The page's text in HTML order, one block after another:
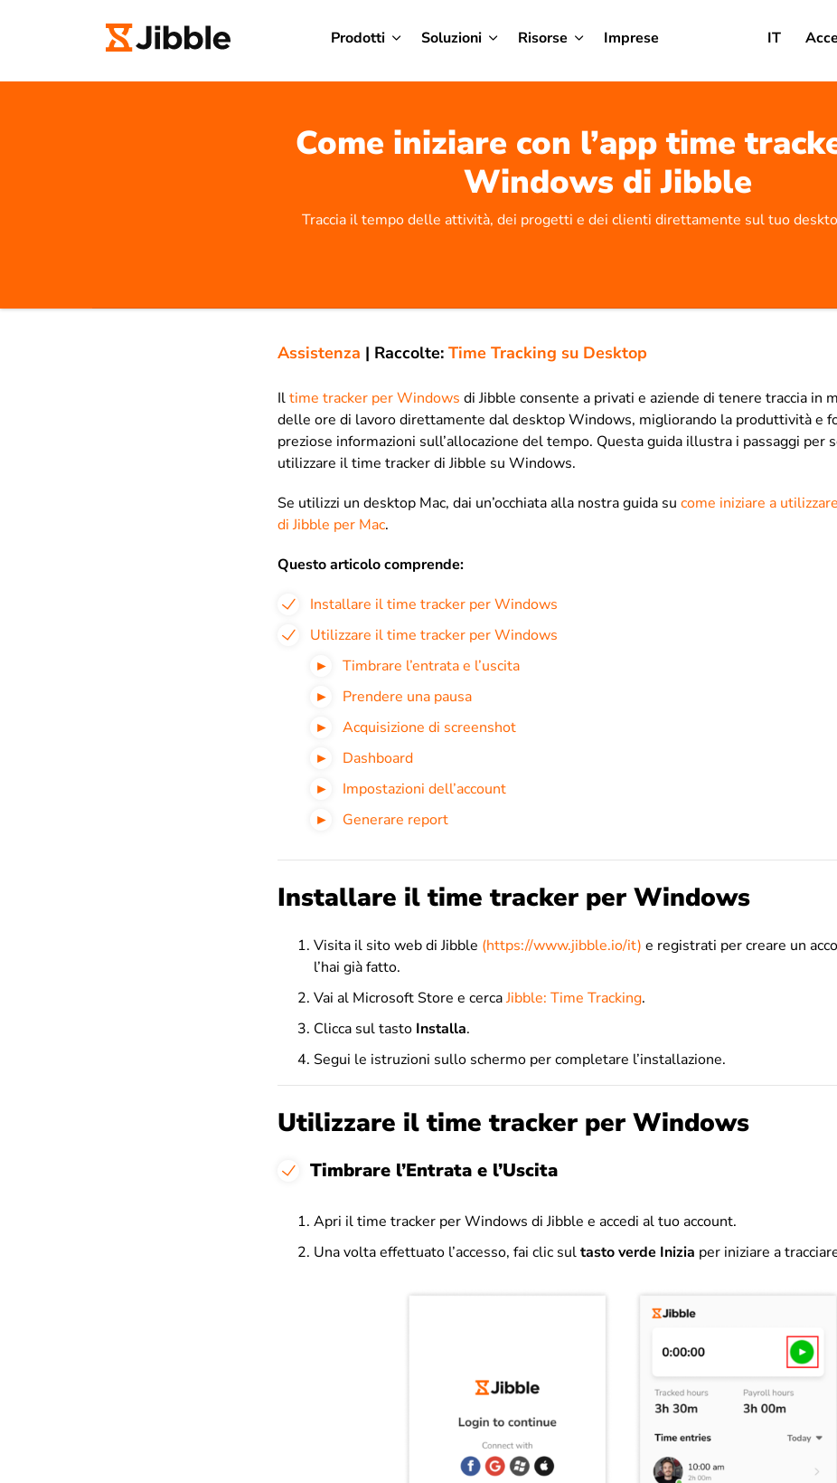
Prodotti Soluzioni Risorse Imprese IT
Come iniziare con l’app time
Windows di Jibble
Traccia il tempo delle attività, dei progetti e dei clienti direttamente sul tuo
Assistenza | Raccolte: Time Tracking su Desktop
Iltime tracker per Windows di Jibble consente a privati e aziende di tenere traccia in
delle ore di lavoro direttamente dal desktop Windows, migliorando la produttività e
preziose informazioni sull’allocazione del tempo. Questa guida illustra i passaggi per
utilizzare il time tracker di Jibble su Windows.
Se utilizzi un desktop Mac, dai un’occhiata alla nostra guida su come iniziare a
di Jibble per Mac.
Questo articolo comprende:
Installare il time tracker per Windows
Utilizzare il time tracker per Windows
Timbrare l’entrata e l’uscita
Prendere una pausa
Acquisizione di screenshot
Dashboard
Impostazioni dell’account
Generare report
Installare il time tracker per Windows
Visita il sito web di Jibble (https://www.jibble.io/it) e registrati per creare un
l’hai già fatto.
Vai al Microsoft Store e cercaJibble: Time Tracking.
Clicca sul tasto Installa.
Segui le istruzioni sullo schermo per completare l’installazione.
Utilizzare il time tracker per Windows
Timbrare l’Entrata e l’Uscita
Apri il time tracker per Windows di Jibble e accedi al tuo account.
Una volta effettuato l’accesso, fai clic sultastoverde Inizia per iniziare a